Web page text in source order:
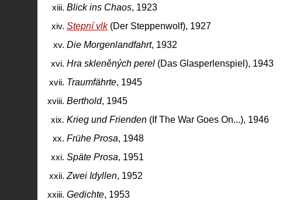
Blick ins Chaos, 1923
Stepní vlk(Der Steppenwolf), 1927
Die Morgenlandfahrt, 1932
Hra skleněných perel (Das Glasperlenspiel), 1943
Traumfährte, 1945
Berthold, 1945
Krieg und Frienden (If The War Goes On...), 1946
Frühe Prosa, 1948
Späte Prosa, 1951
Zwei Idyllen, 1952
Gedichte, 1953